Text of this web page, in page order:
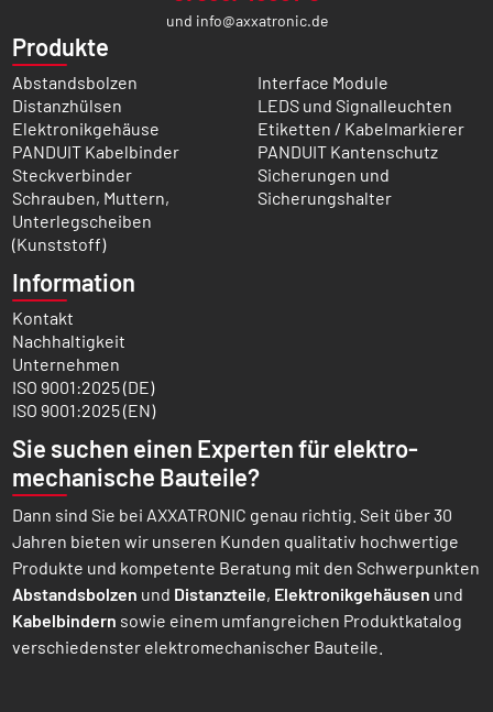
und info@axxatronic.de
Produkte
Abstandsbolzen
Distanzhülsen
Elektronikgehäuse
PANDUIT Kabelbinder
Steckverbinder
Schrauben, Muttern,
Unterlegscheiben
(Kunststoff)
Interface Module
LEDS und Signalleuchten
Etiketten / Kabelmarkierer
PANDUIT Kantenschutz
Sicherungen und
Sicherungshalter
Information
Kontakt
Nachhaltigkeit
Unternehmen
ISO 9001:2025 (DE)
ISO 9001:2025 (EN)
Sie suchen einen Experten für elektro­
mechanische Bauteile?
Dann sind Sie bei AXXATRONIC genau richtig. Seit über 30
Jahren bieten wir unseren Kunden qualitativ hochwertige
Produkte und kompetente Beratung mit den Schwer­punkten
Abstands­bolzen und Distanz­teile, Elektronik­gehäusen und
Kabel­bindern sowie einem umfang­reichen Produkt­katalog
verschiedenster elektro­mechanischer Bauteile.